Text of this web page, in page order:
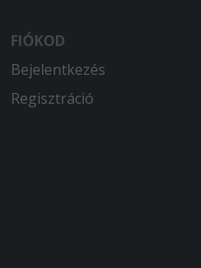
FIÓKOD
Bejelentkezés
Regisztráció